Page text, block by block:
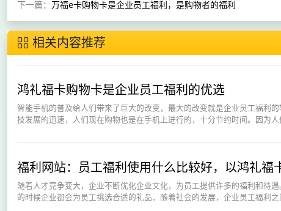
下一篇： 万福e卡购物卡是企业员工福利，是购物者的福利
相关内容推荐
鸿礼福卡购物卡是企业员工福利的优选
智能手机的普及给人们带来了巨大的改变，最大的改变就是企业员工福利
技发展的迅速，人们现在购物也是在手机上进行的，十分节约时间。因为
福利网站：员工福利使用什么比较好，以鸿礼福
随着人才竞争变大，企业不断优化企业文化，为员工提供许多的福利和待
的时候企业都会为员工挑选合适的礼品，随着社会的发展，企业员工福利